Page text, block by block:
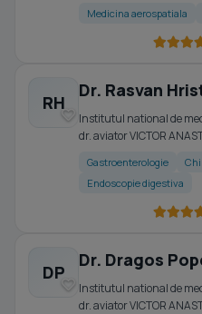
Medicina aerospatiala
RH
Dr. Rasvan
Institutul national de
dr. aviator VICTOR
Gastroenterologie
Endoscopie digestiva
DP
Dr. Dragos
Institutul national de
dr. aviator VICTOR